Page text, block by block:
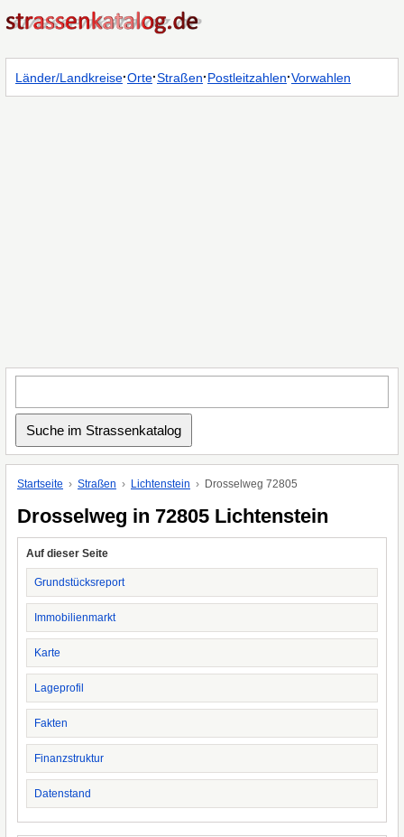
Länder/Landkreise·Orte·Straßen·Postleitzahlen·Vorwahlen
Startseite Straßen Lichtenstein Drosselweg 72805
Drosselweg in 72805 Lichtenstein
Auf dieser Seite
Grundstücksreport
Immobilienmarkt
Karte
Lageprofil
Fakten
Finanzstruktur
Datenstand